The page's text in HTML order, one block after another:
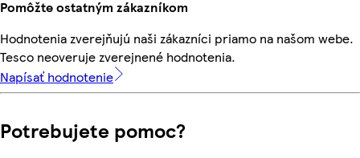
Pomôžte ostatným zákazníkom
Hodnotenia zverejňujú naši zákazníci priamo na našom webe.
Tesco neoveruje zverejnené hodnotenia.
Napísať hodnotenie
Potrebujete pomoc?